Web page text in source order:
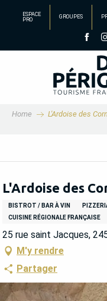
principal
ESPACE
PRO
GROUPES
Home L'Ardoise des
L'Ardoise des
BISTROT / BAR À VIN
CUISINE RÉGIONALE FRANÇAISE
25 rue saint Jacques,
M'y rendre
Partager